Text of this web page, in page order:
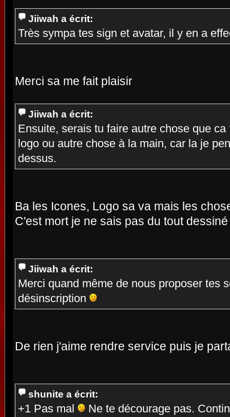
Jiiwah a écrit:
Très sympa tes sign et avatar, il y en a
Merci sa me fait plaisir
Jiiwah a écrit:
Ensuite, serais tu faire autre chose que
logo ou autre chose à la main, car la je
dessus.
Ba les Icones, Logo sa va mais les
C'est mort je ne sais pas du tout
Jiiwah a écrit:
Merci quand même de nous proposer tes
désinscription
De rien j'aime rendre service puis je
shunite a écrit:
+1 Pas mal Ne te décourage pas.